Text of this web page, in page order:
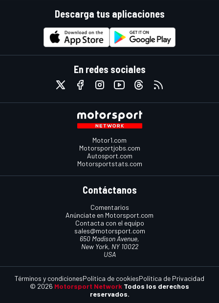
Descarga tus aplicaciones
En redes sociales
Motor1.com
Motorsportjobs.com
Autosport.com
Motorsportstats.com
Contáctanos
Comentarios
Anúnciate en Motorsport.com
Contacta con el equipo
sales@motorsport.com
650 Madison Avenue,
New York, NY 10022
USA
© 2026 Motorsport Network Todos los derechos
reservados.
Términos y condicionesPolítica de cookiesPolítica de Privacidad